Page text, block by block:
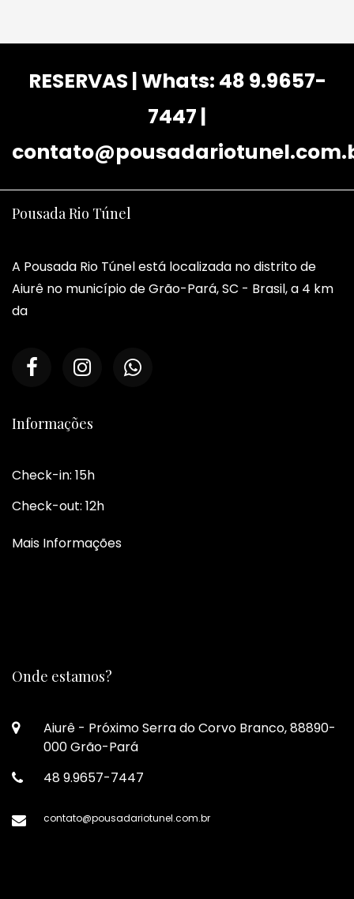
RESERVAS | Whats: 48 9.9657-
7447 |
Pousada Rio Túnel
A Pousada Rio Túnel está localizada no distrito de
Aiurê no município de Grão-Pará, SC - Brasil, a 4 km
da
Informações
Check-in: 15h
Check-out: 12h
Mais Informações
Onde estamos?
Aiurê - Próximo Serra do Corvo Branco, 88890-
000 Grão-Pará
48 9.9657-7447
contato@pousadariotunel.com.br